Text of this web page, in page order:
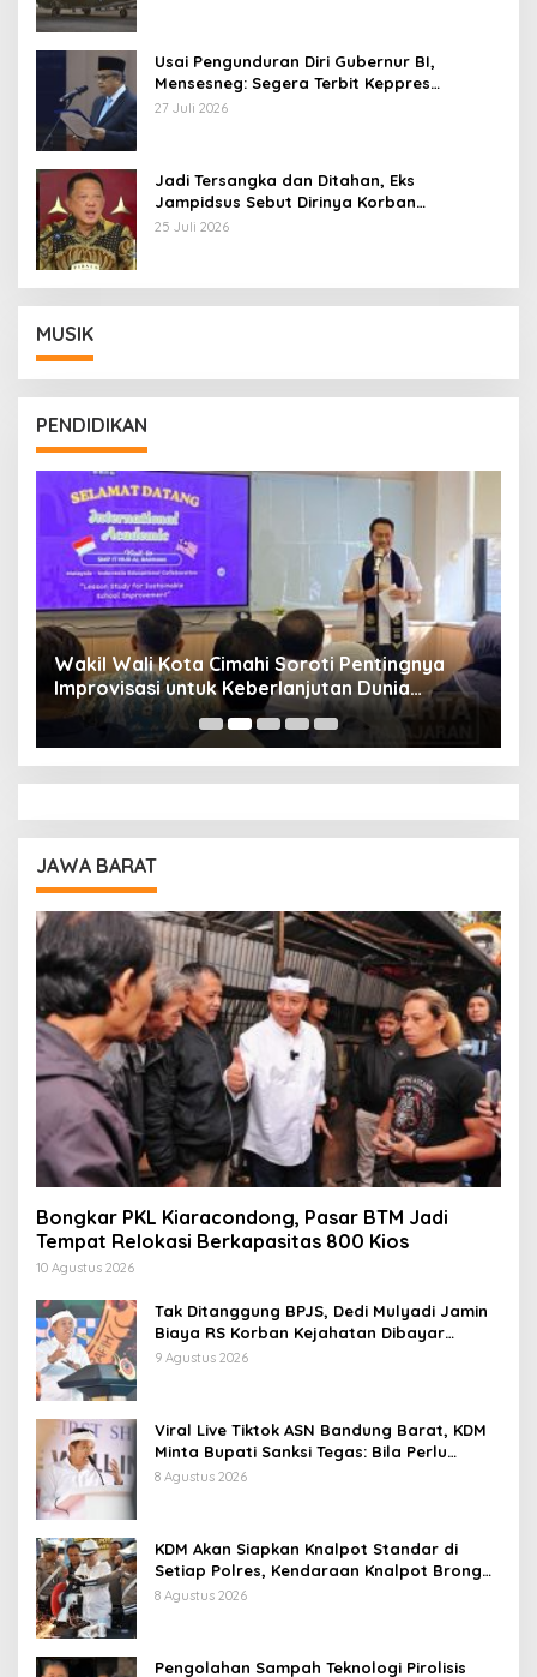
Usai Pengunduran Diri Gubernur BI,
Mensesneg: Segera Terbit Keppres
Pemberhentian dengan Hormat
27 Juli 2026
Jadi Tersangka dan Ditahan, Eks
Jampidsus Sebut Dirinya Korban
Kriminalisasi
25 Juli 2026
MUSIK
PENDIDIKAN
Wakil Wali Kota Cimahi Soroti Pentingnya
Improvisasi untuk Keberlanjutan Dunia
Pendidikan
JAWA BARAT
Bongkar PKL Kiaracondong, Pasar BTM Jadi
Tempat Relokasi Berkapasitas 800 Kios
10 Agustus 2026
Tak Ditanggung BPJS, Dedi Mulyadi Jamin
Biaya RS Korban Kejahatan Dibayar
Pemprov Jabar
9 Agustus 2026
Viral Live Tiktok ASN Bandung Barat, KDM
Minta Bupati Sanksi Tegas: Bila Perlu
Pemberhentian
8 Agustus 2026
KDM Akan Siapkan Knalpot Standar di
Setiap Polres, Kendaraan Knalpot Brong
Tertangkap Langsung Ganti
8 Agustus 2026
Pengolahan Sampah Teknologi Pirolisis